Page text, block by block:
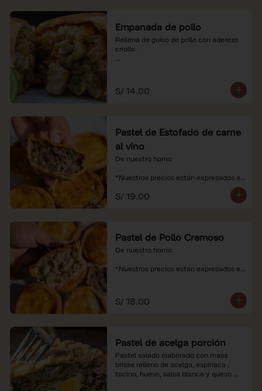
Empanada de pollo
Rellena de guiso de pollo con aderezo
criollo.
S/ 14.00
Pastel de Estofado de carne
al vino
De nuestro horno
*Nuestros precios están expresados en
recargo al consumo.
S/ 19.00
Pastel de Pollo Cremoso
De nuestro horno
*Nuestros precios están expresados en
S/ 18.00
Pastel de acelga porción
Pastel salado elaborado con masa
brisse relleno de acelga, espinaca ,
tocino, huevo, salsa blanca y queso